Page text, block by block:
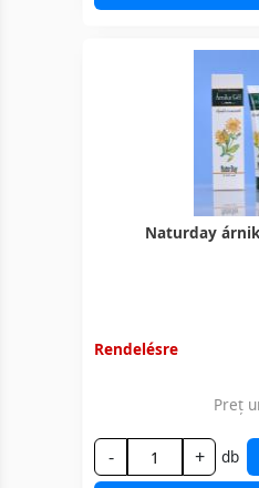
Naturday
Rendelésre
Preț
- + db